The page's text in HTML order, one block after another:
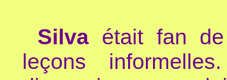
Silvaétait fan de
leçons